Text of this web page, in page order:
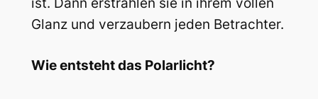
Glanz und verzaubern jeden Betrachter.
Wie entsteht das Polarlicht?